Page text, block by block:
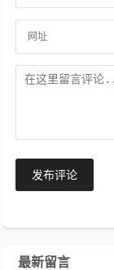
发布评论
最新留言